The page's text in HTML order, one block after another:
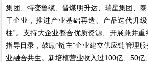
集团、特变鲁缆、晋煤明升达、瑞星集团、
干企业，推进产业基础再造、产品迭代升
柱”。支持大企业整合优质资源、开展兼并
指导目录，鼓励“链主”企业建立供应链管理
业融合共生。新培植营业收入过100亿、50亿